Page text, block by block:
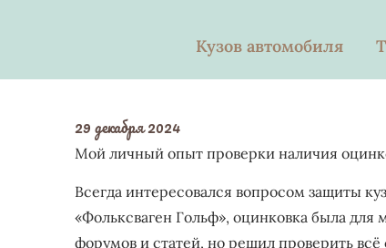
Кузов автомобиля
29 декабря 2024
Мой личный опыт проверки наличия
Всегда интересовался вопросом защиты
«Фольксваген Гольф», оцинковка была
форумов и статей, но решил проверить